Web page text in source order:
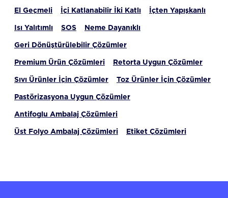
El Geçmeli İçi Katlanabilir İki Katlı İçten Yapışkanlı
Isı Yalıtımlı SOS Neme Dayanıklı
Geri Dönüştürülebilir Çözümler
Premium Ürün Çözümleri Retorta Uygun Çözümler
Sıvı Ürünler İçin Çözümler Toz Ürünler İçin Çözümler
Pastörizasyona Uygun Çözümler
Antifoglu Ambalaj Çözümleri
Üst Folyo Ambalaj Çözümleri Etiket Çözümleri